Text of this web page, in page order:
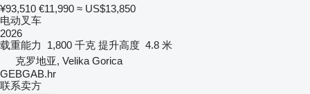
¥93,510 €11,990 ≈ US$13,850
电动叉车
2026
载重能力
1,800 千克 提升高度 4.8 米
克罗地亚, Velika Gorica
GEBGAB.hr
联系卖方